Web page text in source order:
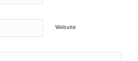
Website